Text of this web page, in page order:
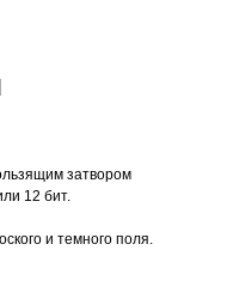
затвором
12 бит.
и темного поля.